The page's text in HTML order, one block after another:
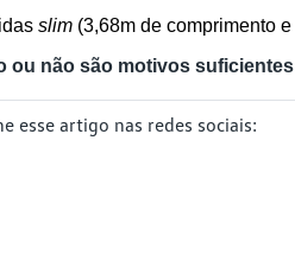
slim (3,68m de comprimento
ou não são motivos
esse artigo nas redes sociais: